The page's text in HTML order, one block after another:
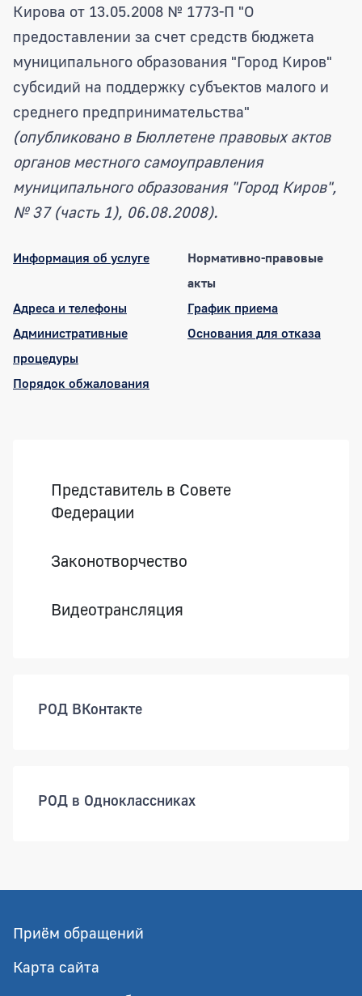
Кирова от 13.05.2008 № 1773-П "О
предоставлении за счет средств бюджета
муниципального образования "Город Киров"
субсидий на поддержку субъектов малого и
среднего предпринимательства"
(опубликовано в Бюллетене правовых актов
органов местного самоуправления
муниципального образования "Город Киров",
№ 37 (часть 1), 06.08.2008).
Информация об услуге
Нормативно-правовые
акты
Адреса и телефоны
График приема
Административные
процедуры
Основания для отказа
Порядок обжалования
Представитель в Совете
Федерации
Законотворчество
Видеотрансляция
РОД ВКонтакте
РОД в Одноклассниках
Приём обращений
Карта сайта